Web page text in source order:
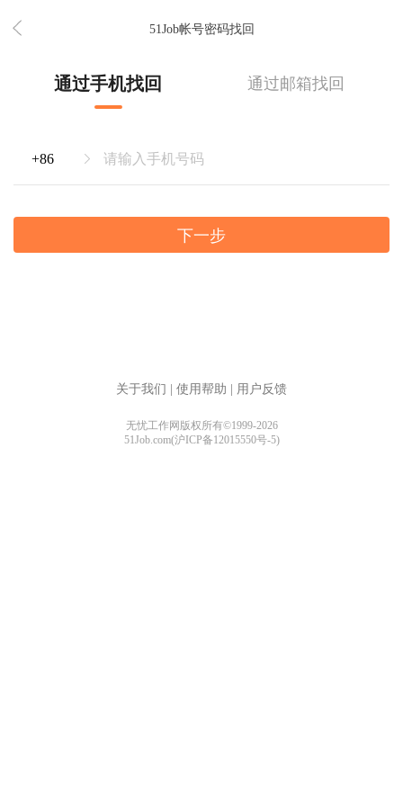
51Job帐号密码找回
通过手机找回 通过邮箱找回
下一步
关于我们 使用帮助 用户反馈
无忧工作网版权所有©1999-2026
51Job.com(沪ICP备12015550号-5)